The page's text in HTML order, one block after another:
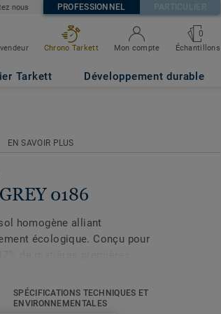
nous PROFESSIONNEL PARTICULIER
Chrono Tarkett Mon compte
0
Échantillons
Tarkett Développement durable
EN SAVOIR PLUS
0186
homogène alliant
écologique. Conçu pour
remarquable à l’usure et au
se distingue par les
pour un rendu à la fois élégant
SPÉCIFICATIONS TECHNIQUES ET
ENVIRONNEMENTALES